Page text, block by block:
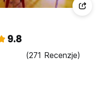
9.8
(271 Recenzje)